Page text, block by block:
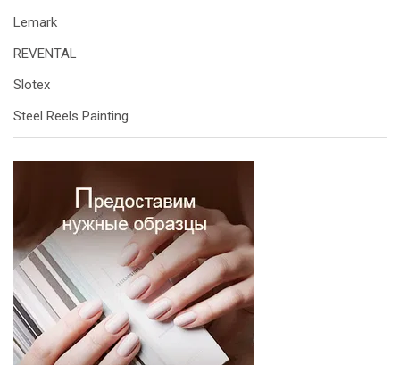
Lemark
REVENTAL
Slotex
Steel Reels Painting